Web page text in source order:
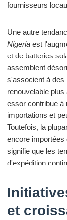
fournisseurs
Une autre
Nigeria est
et de batteries
assemblent
s'associent à des
renouvelable plus
essor contribue à
importations et
Toutefois, la
encore importées
signifie que les
d'expédition
et